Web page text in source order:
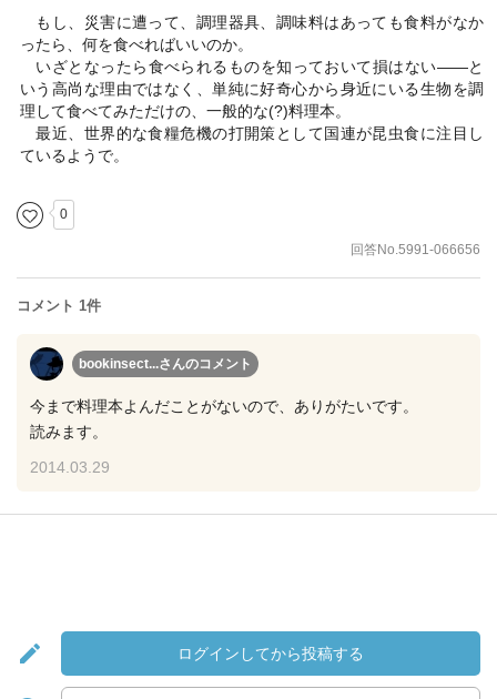
もし、災害に遭って、調理器具、調味料はあっても食料がなか
ったら、何を食べればいいのか。
いざとなったら食べられるものを知っておいて損はない――と
いう高尚な理由ではなく、単純に好奇心から身近にいる生物を調
理して食べてみただけの、一般的な(?)料理本。
最近、世界的な食糧危機の打開策として国連が昆虫食に注目し
ているようで。
0
回答No.5991-066656
コメント 1件
bookinsect...さんのコメント
今まで料理本よんだことがないので、ありがたいです。
読みます。
2014.03.29
ログインしてから投稿する